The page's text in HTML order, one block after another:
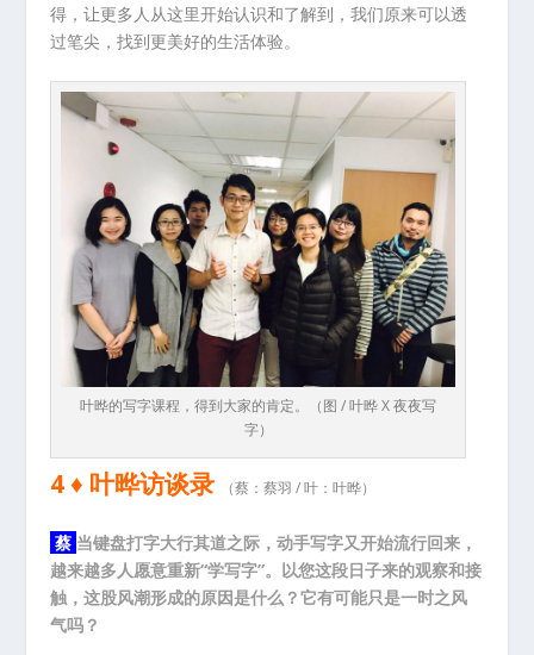
得，让更多人从这里开始认识和了解到，我们原来可以透
过笔尖，找到更美好的生活体验。
叶晔的写字课程，得到大家的肯定。（图 / 叶晔 X 夜夜写
字）
4 ♦ 叶晔访谈录 （蔡：蔡羽 / 叶：叶晔）
蔡 当键盘打字大行其道之际，动手写字又开始流行回来，
越来越多人愿意重新“学写字”。以您这段日子来的观察和接
触，这股风潮形成的原因是什么？它有可能只是一时之风
气吗？